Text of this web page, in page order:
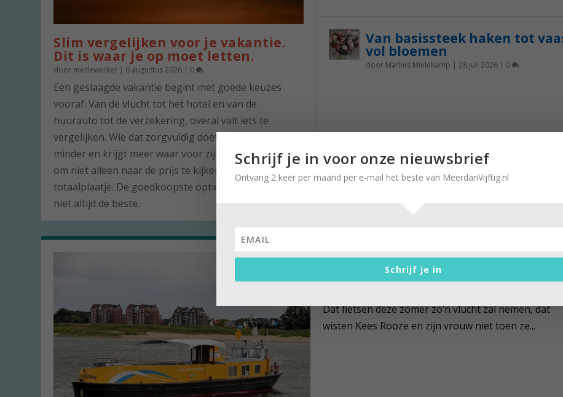
Slim vergelijken voor je vakantie.
Dit is waar je op moet letten.
door medewerker | 6 augustus 2026 | 0
Een geslaagde vakantie begint met goede keuzes
vooraf. Van de vlucht tot het hotel en van de
huurauto tot de verzekering, overal valt iets te
vergelijken. Wie dat zorgvuldig doet, betaalt vaak
minder en krijgt meer waar voor zijn geld. De kunst is
om niet alleen naar de prijs te kijken, maar naar het
totaalplaatje. De goedkoopste optie is namelijk lang
niet altijd de beste.
Van basissteek haken tot
vol bloemen
door Marlies Mielekamp | 28 juli 2026| 0
Slot LF13: via fietsveren over
Dat fietsen deze zomer zo’n vlucht zal nemen, dat
wisten Kees Rooze en zijn vrouw niet toen ze...
Schrijf je in voor onze nieuwsbrief
Ontvang 2 keer per maand per e-mail het beste van MeerdanVijftig.nl
Schrijf je in